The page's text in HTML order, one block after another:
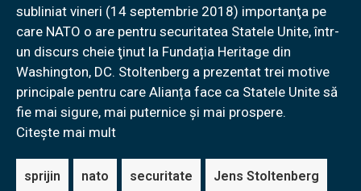
subliniat vineri (14 septembrie 2018) importanţa pe
care NATO o are pentru securitatea Statele Unite, într-
un discurs cheie ţinut la Fundația Heritage din
Washington, DC. Stoltenberg a prezentat trei motive
principale pentru care Alianța face ca Statele Unite să
fie mai sigure, mai puternice și mai prospere.
Citește mai mult
sprijin nato securitate Jens Stoltenberg